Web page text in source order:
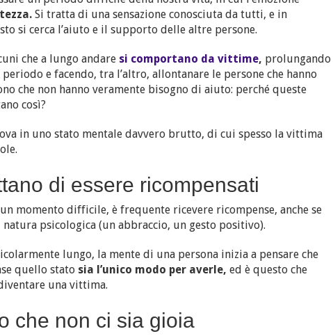
Si tratta di una sensazione conosciuta da tutti, e in
si cerca l’aiuto e il supporto delle altre persone.
che a lungo andare si comportano da vittime, prolungando
e facendo, tra l’altro, allontanare le persone che hanno
che non hanno veramente bisogno di aiuto: perché queste
così?
in uno stato mentale davvero brutto, di cui spesso la vittima
di essere ricompensati
momento difficile, è frequente ricevere ricompense, anche se
psicologica (un abbraccio, un gesto positivo).
lungo, la mente di una persona inizia a pensare che
quello stato sia l’unico modo per averle, ed è questo che
una vittima.
che non ci sia gioia